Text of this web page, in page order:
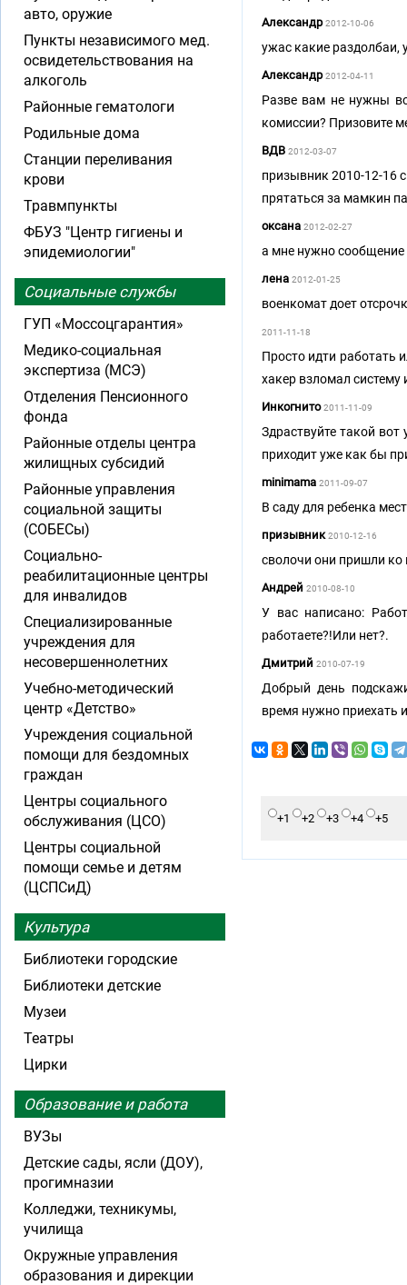
Александр2012-10-06
ужас какие раздолбаи,
Александр2012-04-11
Разве вам не нужны
комиссии? Призовите
ВДВ 2012-03-07
призывник 2010-12-16
прятаться за мамкин
оксана 2012-02-27
а мне нужно
лена 2012-01-25
военкомат доет
2011-11-18
Просто идти работать
хакер взломал
Инкогнито2011-11-09
Здраствуйте такой
приходит уже как бы
minimama 2011-09-07
В саду для ребенка
призывник2010-12-16
сволочи они пришли ко
Андрей 2010-08-10
У вас написано:
работаете?!Или нет?.
Дмитрий 2010-07-19
Добрый день
время нужно приехать
+1 +2 +3 +4 +5
авто, оружие
Пункты независимого мед.
освидетельствования на
алкоголь
Районные гематологи
Родильные дома
Станции переливания
крови
Травмпункты
ФБУЗ "Центр гигиены и
эпидемиологии"
Социальные службы
ГУП «Моссоцгарантия»
Медико-социальная
экспертиза (МСЭ)
Отделения Пенсионного
фонда
Районные отделы центра
жилищных субсидий
Районные управления
социальной защиты
(СОБЕСы)
Социально-
реабилитационные центры
для инвалидов
Специализированные
учреждения для
несовершеннолетних
Учебно-методический
центр «Детство»
Учреждения социальной
помощи для бездомных
граждан
Центры социального
обслуживания (ЦСО)
Центры социальной
помощи семье и детям
(ЦСПСиД)
Культура
Библиотеки городские
Библиотеки детские
Музеи
Театры
Цирки
Образование и работа
ВУЗы
Детские сады, ясли (ДОУ),
прогимназии
Колледжи, техникумы,
училища
Окружные управления
образования и дирекции